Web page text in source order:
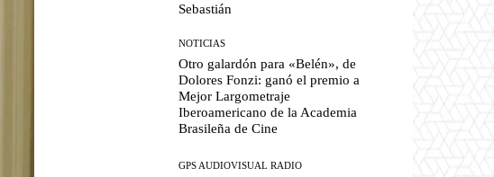
Sebastián
NOTICIAS
Otro galardón para «Belén», de
Dolores Fonzi: ganó el premio a
Mejor Largometraje
Iberoamericano de la Academia
Brasileña de Cine
GPS AUDIOVISUAL RADIO